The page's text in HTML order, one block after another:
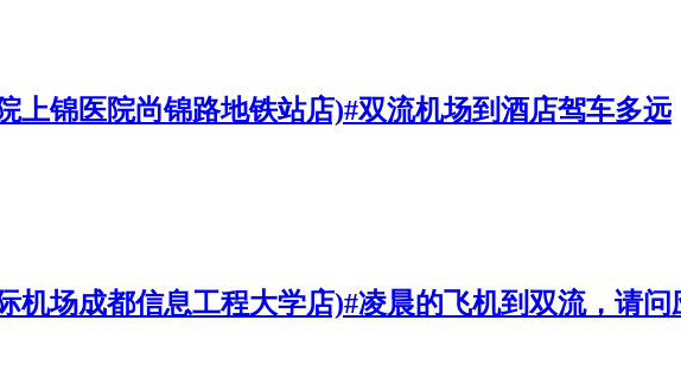
上锦医院尚锦路地铁站店)#双流机场到酒店驾车多远
机场成都信息工程大学店)#凌晨的飞机到双流，请